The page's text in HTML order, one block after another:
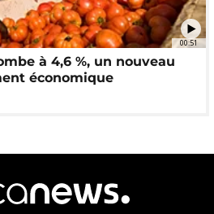
00:51
à 4,6 %, un nouveau
économique